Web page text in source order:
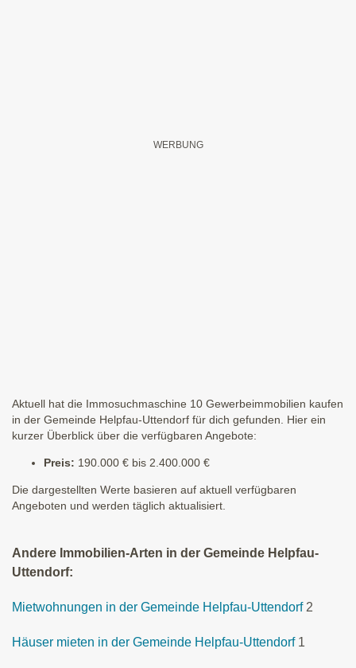
Aktuell hat die Immosuchmaschine 10 Gewerbeimmobilien kaufen
in der Gemeinde Helpfau-Uttendorf für dich gefunden. Hier ein
kurzer Überblick über die verfügbaren Angebote:
Preis: 190.000 € bis 2.400.000 €
Die dargestellten Werte basieren auf aktuell verfügbaren
Angeboten und werden täglich aktualisiert.
Andere Immobilien-Arten in der Gemeinde Helpfau-
Uttendorf:
Mietwohnungen in der Gemeinde Helpfau-Uttendorf 2
Häuser mieten in der Gemeinde Helpfau-Uttendorf 1